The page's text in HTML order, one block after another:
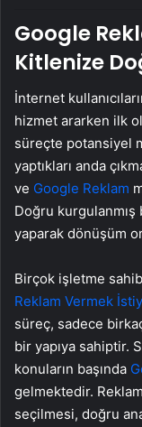
Google
Kitlenize
İnternet
hizmet ararken ilk
süreçte potansiyel
yaptıkları anda
ve Google Reklam
Doğru kurgulanmış
yaparak dönüşüm
Birçok işletme
Reklam Vermek
süreç, sadece
bir yapıya sahiptir.
konuların başında
gelmektedir.
seçilmesi, doğru